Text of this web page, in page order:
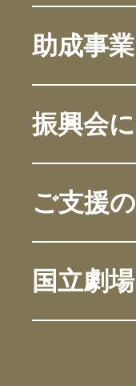
助成事業
振興会
ご支援
国立劇